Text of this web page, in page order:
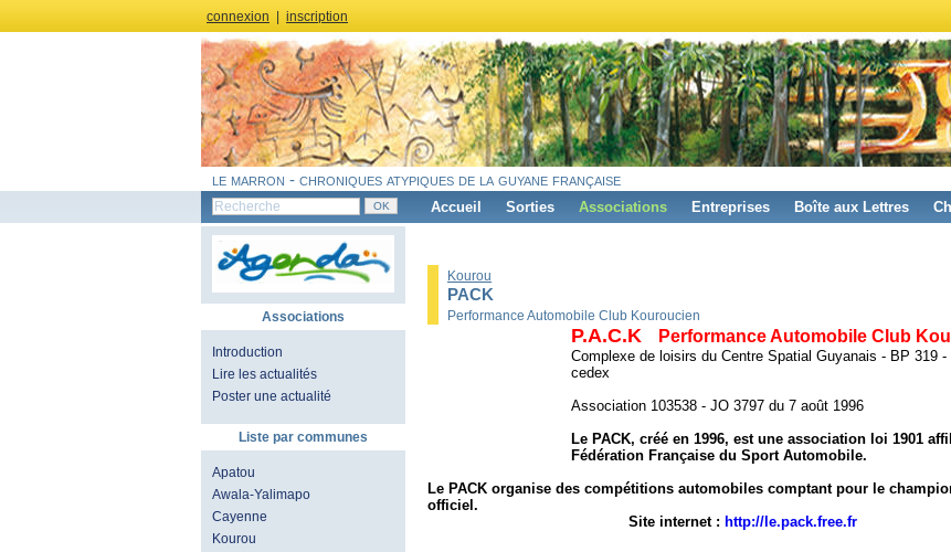
connexion inscription
le marron - chroniques atypiques de la guyane française
Accueil Sorties Associations Entreprises Boîte aux Lettres
Associations
Introduction
Lire les actualités
Poster une actualité
Liste par communes
Apatou
Awala-Yalimapo
Cayenne
Kourou
Kourou
PACK
Performance Automobile Club Kouroucien
P.A.C.K Performance Automobile Club
Complexe de loisirs du Centre Spatial Guyanais - BP 319 -
cedex
Association 103538 - JO 3797 du 7 août 1996
Le PACK, créé en 1996, est une association loi 1901
Fédération Française du Sport Automobile.
Le PACK organise des compétitions automobiles comptant pour le
officiel.
Site internet : http://le.pack.free.fr